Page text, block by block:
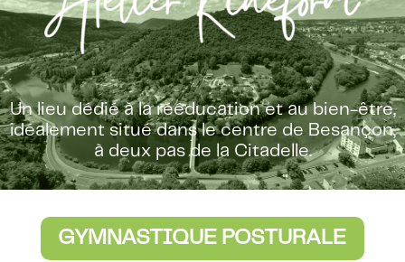
Un lieu dédié à la rééducation et au bien-être,
idéalement situé dans le centre de Besançon,
à deux pas de la Citadelle.
GYMNASTIQUE POSTURALE